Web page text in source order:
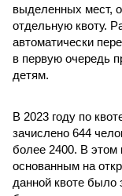
выделенных мест,
отдельную квоту.
автоматически
в первую очередь
детям.
В 2023 году по
зачислено 644
более 2400. В этом
основанным на
данной квоте было